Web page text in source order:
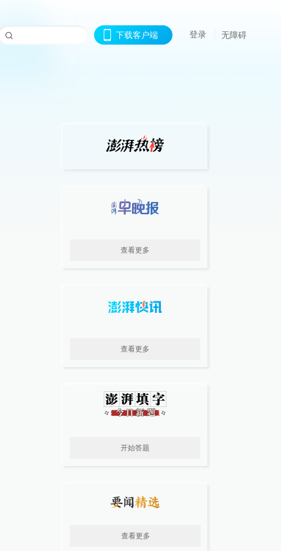
下载客户端 登录 无障碍
查看更多
查看更多
开始答题
查看更多